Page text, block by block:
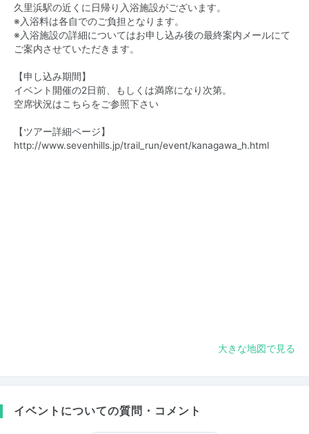
久里浜駅の近くに日帰り入浴施設がございます。
※入浴料は各自でのご負担となります。
※入浴施設の詳細についてはお申し込み後の最終案内メールにて
ご案内させていただきます。
【申し込み期間】
イベント開催の2日前、もしくは満席になり次第。
空席状況はこちらをご参照下さい
【ツアー詳細ページ】
http://www.sevenhills.jp/trail_run/event/kanagawa_h.html
大きな地図で見る
イベントについての質問・コメント